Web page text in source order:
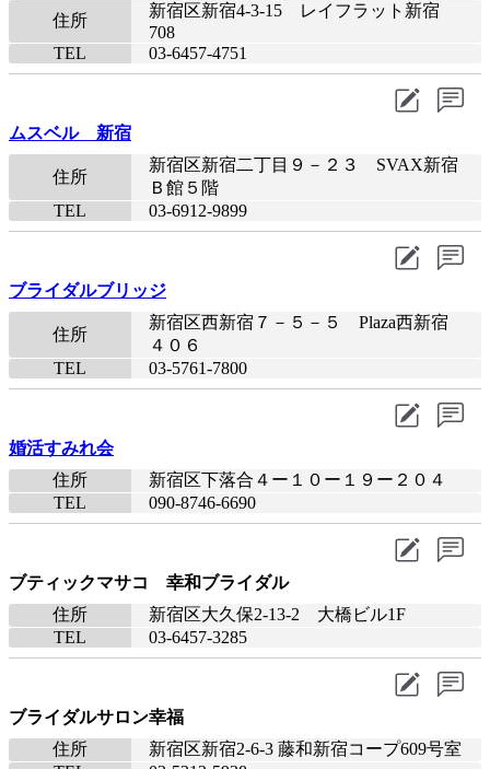
住所
新宿区新宿4-3-15 レイフラット新宿
708
TEL
03-6457-4751
ムスベル 新宿
住所
新宿区新宿二丁目９－２３ SVAX新宿
Ｂ館５階
TEL
03-6912-9899
ブライダルブリッジ
住所
新宿区西新宿７－５－５ Plaza西新宿
４０６
TEL
03-5761-7800
婚活すみれ会
住所
新宿区下落合４ー１０ー１９ー２０４
TEL
090-8746-6690
ブティックマサコ 幸和ブライダル
住所
新宿区大久保2-13-2 大橋ビル1F
TEL
03-6457-3285
ブライダルサロン幸福
住所
新宿区新宿2-6-3 藤和新宿コープ609号室